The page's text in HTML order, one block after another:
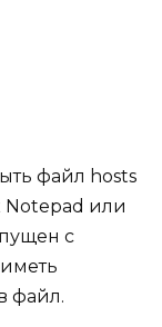
файл hosts
Notepad или
с
файл.